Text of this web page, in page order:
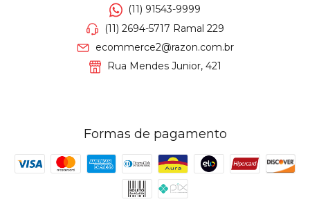
(11) 91543-9999
(11) 2694-5717 Ramal 229
ecommerce2@razon.com.br
Rua Mendes Junior, 421
Formas de pagamento